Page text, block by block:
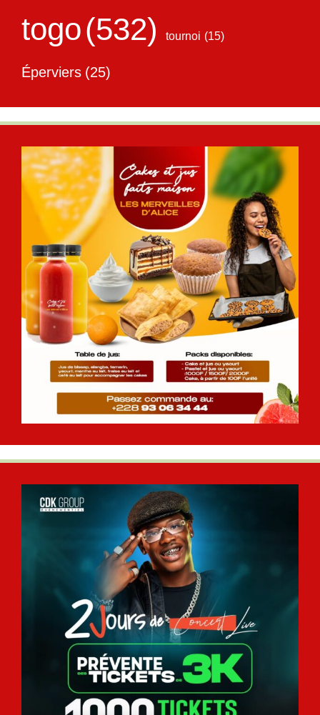
togo(532) tournoi (15)
Éperviers (25)